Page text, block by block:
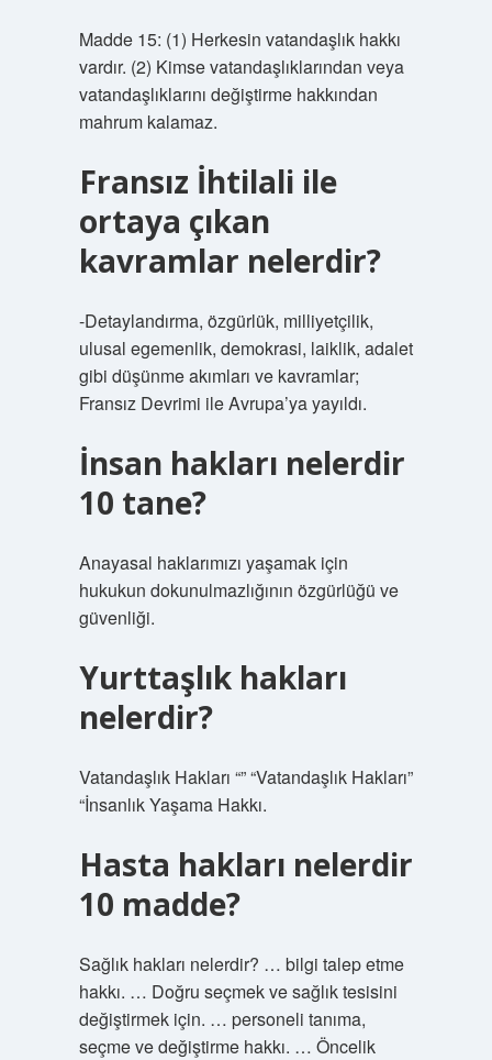
Madde 15: (1) Herkesin vatandaşlık hakkı
vardır. (2) Kimse vatandaşlıklarından veya
vatandaşlıklarını değiştirme hakkından
mahrum kalamaz.
Fransız İhtilali ile
ortaya çıkan
kavramlar nelerdir?
-Detaylandırma, özgürlük, milliyetçilik,
ulusal egemenlik, demokrasi, laiklik, adalet
gibi düşünme akımları ve kavramlar;
Fransız Devrimi ile Avrupa’ya yayıldı.
İnsan hakları nelerdir
10 tane?
Anayasal haklarımızı yaşamak için
hukukun dokunulmazlığının özgürlüğü ve
güvenliği.
Yurttaşlık hakları
nelerdir?
Vatandaşlık Hakları “” “Vatandaşlık Hakları”
“İnsanlık Yaşama Hakkı.
Hasta hakları nelerdir
10 madde?
Sağlık hakları nelerdir? … bilgi talep etme
hakkı. … Doğru seçmek ve sağlık tesisini
değiştirmek için. … personeli tanıma,
seçme ve değiştirme hakkı. … Öncelik